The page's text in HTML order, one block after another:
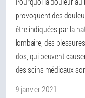
provoquent des
être indiquées par la
lombaire, des
dos, qui peuvent
des soins médicaux
9 janvier 2021